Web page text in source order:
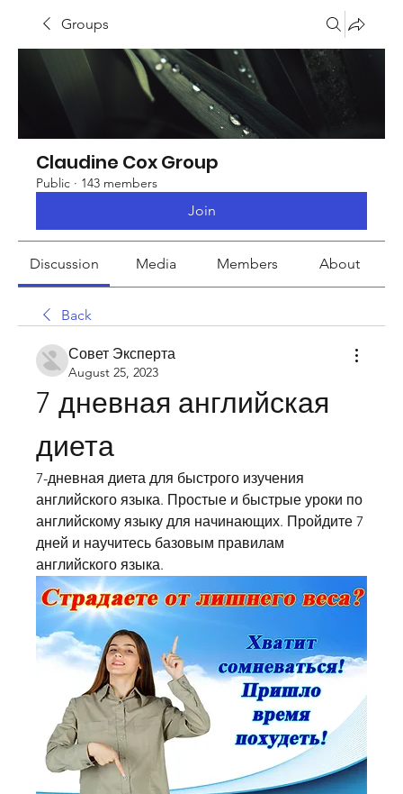
Groups
Claudine Cox Group
Public · 143 members
Join
Discussion Media Members About
Back
Совет Эксперта
August 25, 2023
7 дневная английская
диета
7-дневная диета для быстрого изучения
английского языка. Простые и быстрые уроки по
английскому языку для начинающих. Пройдите 7
дней и научитесь базовым правилам
английского языка.